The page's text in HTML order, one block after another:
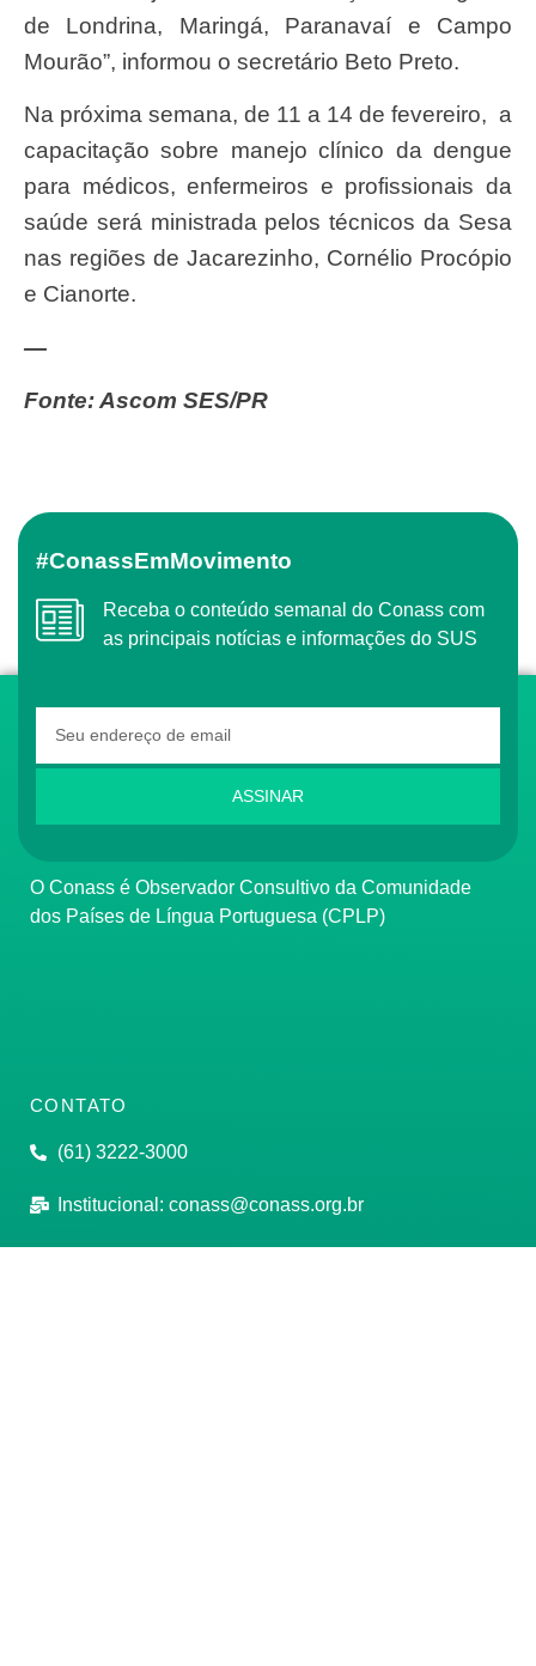
de Londrina, Maringá, Paranavaí e Campo
Mourão”, informou o secretário Beto Preto.
Na próxima semana, de 11 a 14 de fevereiro, a
capacitação sobre manejo clínico da dengue
para médicos, enfermeiros e profissionais da
saúde será ministrada pelos técnicos da Sesa
nas regiões de Jacarezinho, Cornélio Procópio
e Cianorte.
—
Fonte: Ascom SES/PR
#ConassEmMovimento
Receba o conteúdo semanal do Conass com
as principais notícias e informações do SUS
ASSINAR
O Conass é Observador Consultivo da Comunidade
dos Países de Língua Portuguesa (CPLP)
CONTATO
(61) 3222-3000
Institucional: conass@conass.org.br